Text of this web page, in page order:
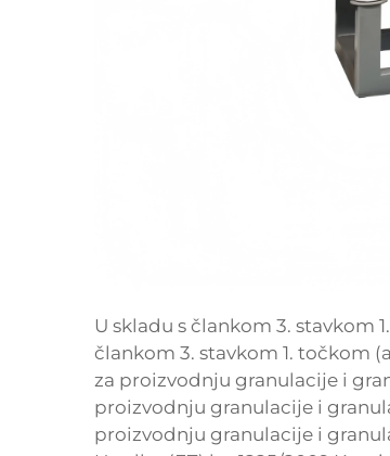
U skladu s člankom 3. stavkom
člankom 3. stavkom 1. točkom
za proizvodnju granulacije i
proizvodnju granulacije i
proizvodnju granulacije i